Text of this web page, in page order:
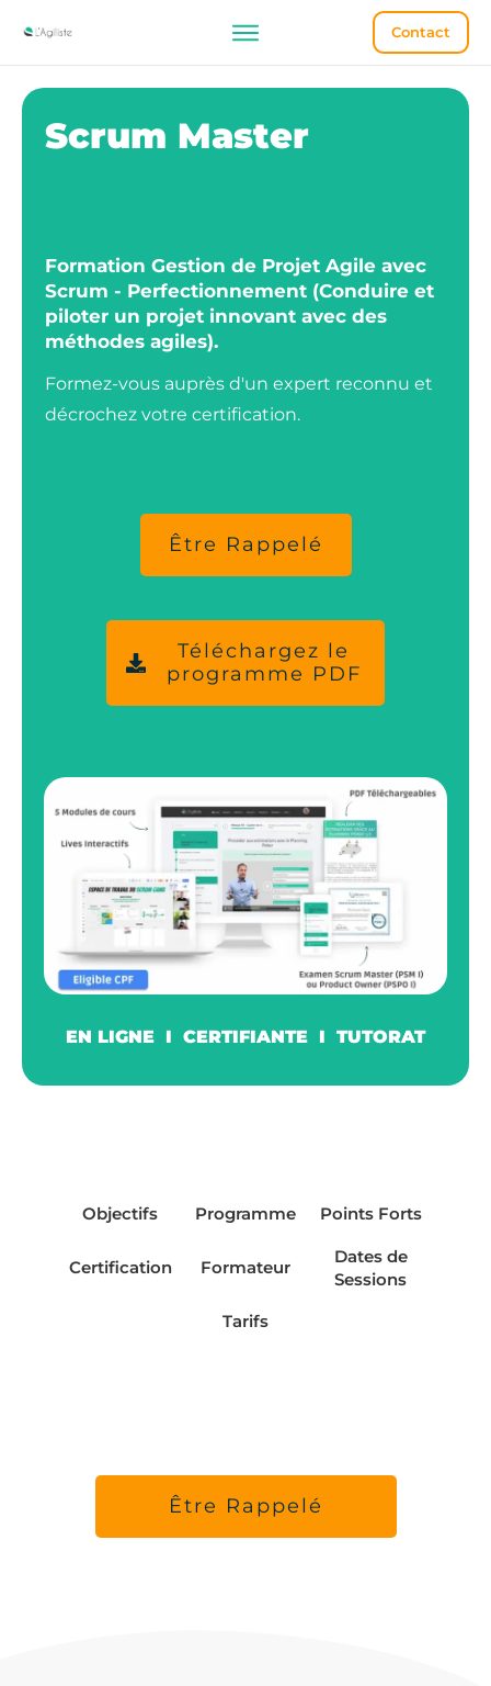
Contact
Scrum Master
Formation Gestion de Projet Agile avec
Scrum - Perfectionnement (Conduire et
piloter un projet innovant avec des
méthodes agiles).
Formez-vous auprès d'un expert reconnu et
décrochez votre certification.
Être Rappelé
Téléchargez le
programme PDF
EN LIGNE I CERTIFIANTE I TUTORAT
Objectifs Programme Points Forts
Certification Formateur
Dates de
Sessions
Tarifs
Être Rappelé